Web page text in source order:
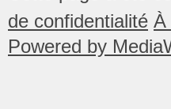
de confidentialité À
Powered by